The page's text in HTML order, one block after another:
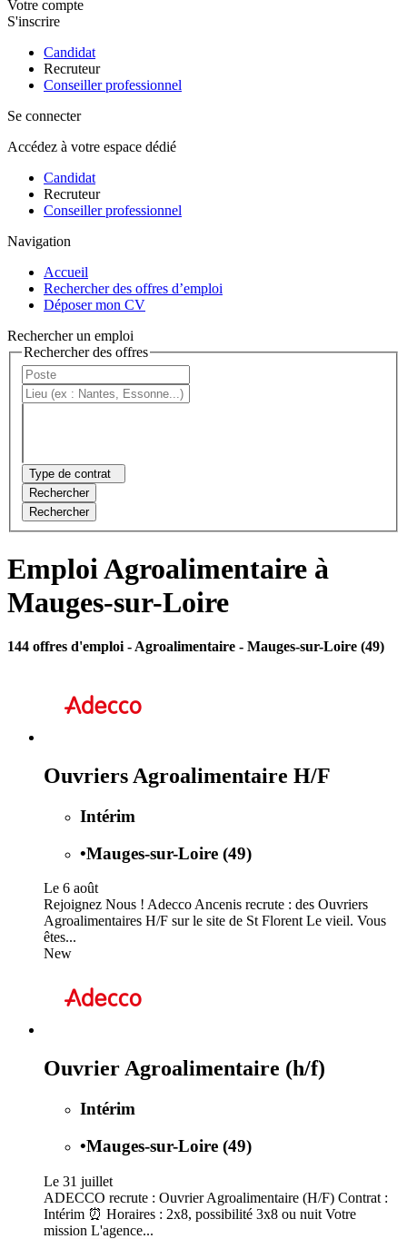
Votre compte
S'inscrire
Candidat
Recruteur
Conseiller professionnel
Se connecter
Accédez à votre espace dédié
Candidat
Recruteur
Conseiller professionnel
Navigation
Accueil
Rechercher des offres d’emploi
Déposer mon CV
Rechercher un emploi
Rechercher des offres
Type de contrat
Rechercher
Rechercher
Emploi Agroalimentaire à
Mauges-sur-Loire
144 offres d'emploi - Agroalimentaire - Mauges-sur-Loire (49)
Ouvriers Agroalimentaire H/F
Intérim
•Mauges-sur-Loire (49)
Le 6 août
Rejoignez Nous ! Adecco Ancenis recrute : des Ouvriers
Agroalimentaires H/F sur le site de St Florent Le vieil. Vous
êtes...
New
Ouvrier Agroalimentaire (h/f)
Intérim
•Mauges-sur-Loire (49)
Le 31 juillet
ADECCO recrute : Ouvrier Agroalimentaire (H/F) Contrat :
Intérim ⏰ Horaires : 2x8, possibilité 3x8 ou nuit Votre
mission L'agence...